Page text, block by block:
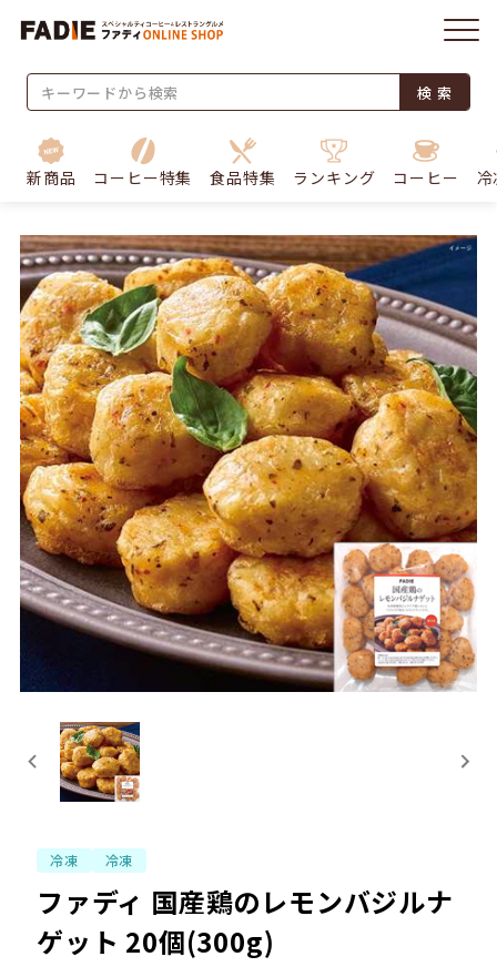
検 索
新商品 コーヒー特集 食品特集 ランキング コーヒー
ファディ 国産鶏のレモンバジルナ
ゲット 20個(300g)
冷凍 冷凍